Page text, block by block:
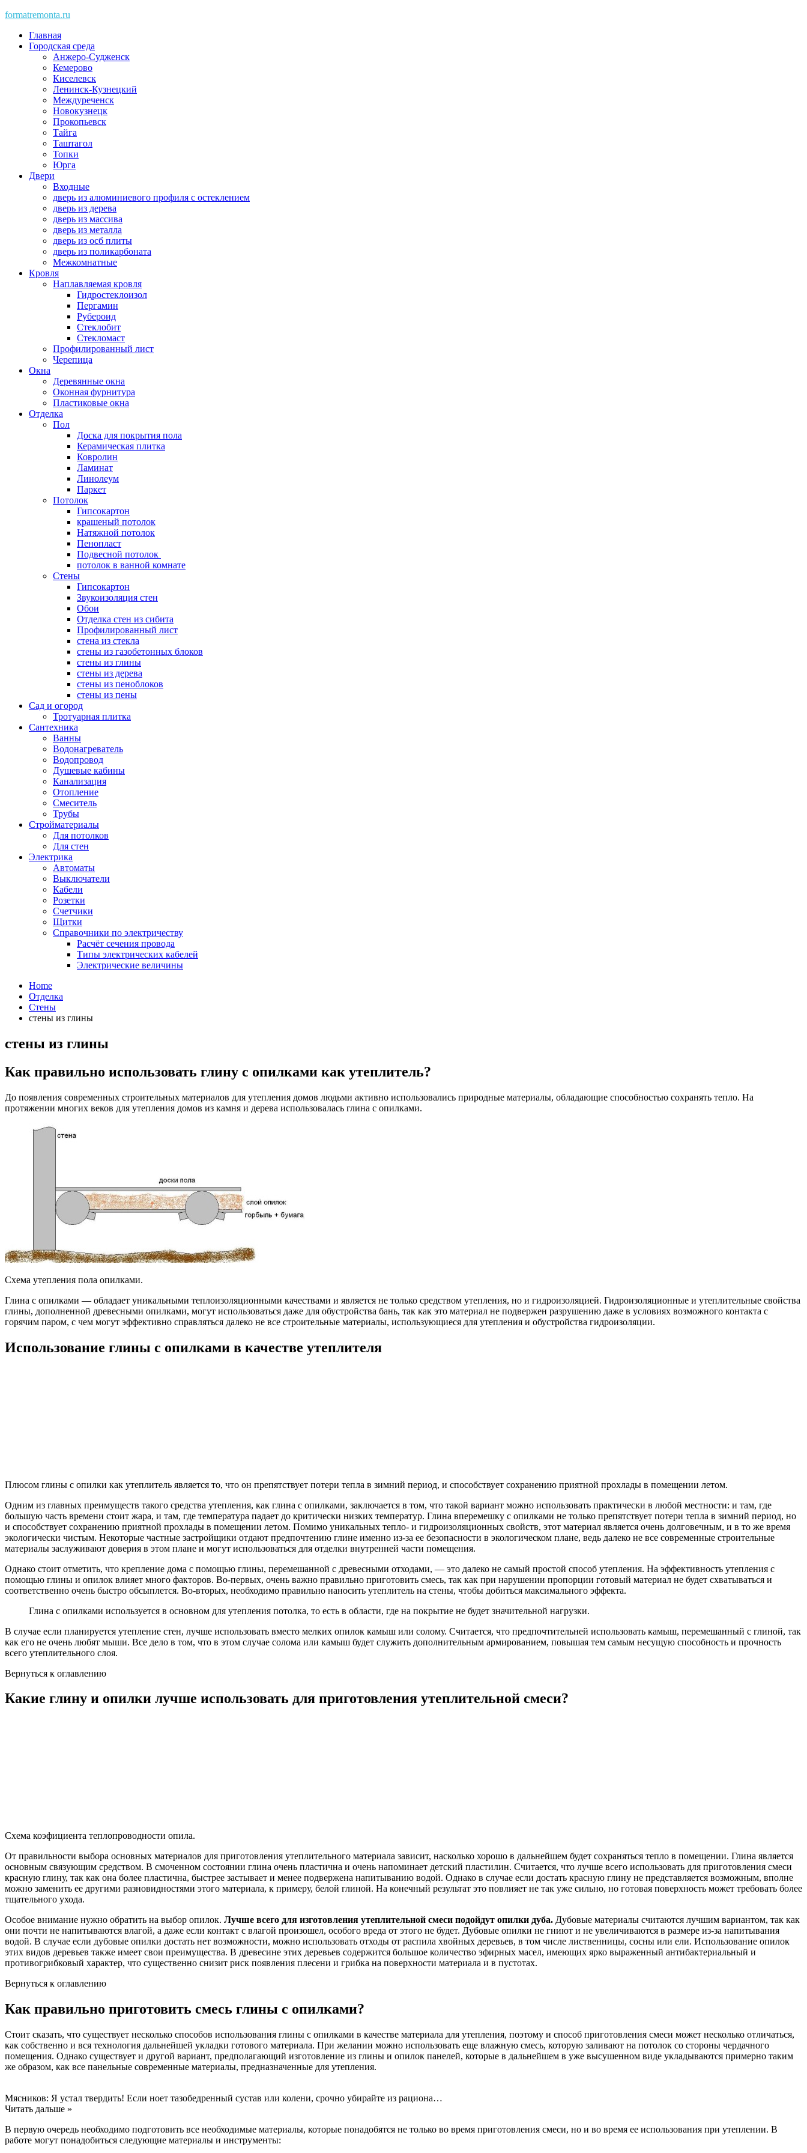
Skip
content
formatremonta.ru
Главная
Городская среда
Анжеро-Судженск
Кемерово
Киселевск
Ленинск-Кузнецкий
Междуреченск
Новокузнецк
Прокопьевск
Тайга
Таштагол
Топки
Юрга
Двери
Входные
дверь из алюминиевого профиля с остеклением
дверь из дерева
дверь из массива
дверь из металла
дверь из осб плиты
дверь из поликарбоната
Межкомнатные
Кровля
Наплавляемая кровля
Гидростеклоизол
Пергамин
Рубероид
Стеклобит
Стекломаст
Профилированный лист
Черепица
Окна
Деревянные окна
Оконная фурнитура
Пластиковые окна
Отделка
Пол
Доска для покрытия пола
Керамическая плитка
Ковролин
Ламинат
Линолеум
Паркет
Потолок
Гипсокартон
крашеный потолок
Натяжной потолок
Пенопласт
Подвесной потолок
потолок в ванной комнате
Стены
Гипсокартон
Звукоизоляция стен
Обои
Отделка стен из сибита
Профилированный лист
стена из стекла
стены из газобетонных блоков
стены из глины
стены из дерева
стены из пеноблоков
стены из пены
Сад и огород
Тротуарная плитка
Сантехника
Ванны
Водонагреватель
Водопровод
Душевые кабины
Канализация
Отопление
Смеситель
Трубы
Стройматериалы
Для потолков
Для стен
Электрика
Автоматы
Выключатели
Кабели
Розетки
Счетчики
Щитки
Справочники по электричеству
Расчёт сечения провода
Типы электрических кабелей
Электрические величины
Home
Отделка
Стены
стены из глины
стены из глины
Как правильно использовать глину с опилками как утеплитель?
До появления современных строительных материалов для утепления домов людьми активно использовались природные материалы, обладающие способностью сохранять тепло. На
протяжении многих веков для утепления домов из камня и дерева использовалась глина с опилками.
Схема утепления пола опилками.
Глина с опилками — обладает уникальными теплоизоляционными качествами и является не только средством утепления, но и гидроизоляцией. Гидроизоляционные и утеплительные свойства
глины, дополненной древесными опилками, могут использоваться даже для обустройства бань, так как это материал не подвержен разрушению даже в условиях возможного контакта с
горячим паром, с чем могут эффективно справляться далеко не все строительные материалы, использующиеся для утепления и обустройства гидроизоляции.
Использование глины с опилками в качестве утеплителя
Плюсом глины с опилки как утеплитель является то, что он препятствует потери тепла в зимний период, и способствует сохранению приятной прохлады в помещении летом.
Одним из главных преимуществ такого средства утепления, как глина с опилками, заключается в том, что такой вариант можно использовать практически в любой местности: и там, где
большую часть времени стоит жара, и там, где температура падает до критически низких температур. Глина вперемешку с опилками не только препятствует потери тепла в зимний период, но
и способствует сохранению приятной прохлады в помещении летом. Помимо уникальных тепло- и гидроизоляционных свойств, этот материал является очень долговечным, и в то же время
экологически чистым. Некоторые частные застройщики отдают предпочтению глине именно из-за ее безопасности в экологическом плане, ведь далеко не все современные строительные
материалы заслуживают доверия в этом плане и могут использоваться для отделки внутренней части помещения.
Однако стоит отметить, что крепление дома с помощью глины, перемешанной с древесными отходами, — это далеко не самый простой способ утепления. На эффективность утепления с
помощью глины и опилок влияет много факторов. Во-первых, очень важно правильно приготовить смесь, так как при нарушении пропорции готовый материал не будет схватываться и
соответственно очень быстро обсыплется. Во-вторых, необходимо правильно наносить утеплитель на стены, чтобы добиться максимального эффекта.
Глина с опилками используется в основном для утепления потолка, то есть в области, где на покрытие не будет значительной нагрузки.
В случае если планируется утепление стен, лучше использовать вместо мелких опилок камыш или солому. Считается, что предпочтительней использовать камыш, перемешанный с глиной, так
как его не очень любят мыши. Все дело в том, что в этом случае солома или камыш будет служить дополнительным армированием, повышая тем самым несущую способность и прочность
всего утеплительного слоя.
Вернуться к оглавлению
Какие глину и опилки лучше использовать для приготовления утеплительной смеси?
Схема коэфициента теплопроводности опила.
От правильности выбора основных материалов для приготовления утеплительного материала зависит, насколько хорошо в дальнейшем будет сохраняться тепло в помещении. Глина является
основным связующим средством. В смоченном состоянии глина очень пластична и очень напоминает детский пластилин. Считается, что лучше всего использовать для приготовления смеси
красную глину, так как она более пластична, быстрее застывает и менее подвержена напитыванию водой. Однако в случае если достать красную глину не представляется возможным, вполне
можно заменить ее другими разновидностями этого материала, к примеру, белой глиной. На конечный результат это повлияет не так уже сильно, но готовая поверхность может требовать более
тщательного ухода.
Особое внимание нужно обратить на выбор опилок. Лучше всего для изготовления утеплительной смеси подойдут опилки дуба. Дубовые материалы считаются лучшим вариантом, так как
они почти не напитываются влагой, а даже если контакт с влагой произошел, особого вреда от этого не будет. Дубовые опилки не гниют и не увеличиваются в размере из-за напитывания
водой. В случае если дубовые опилки достать нет возможности, можно использовать отходы от распила хвойных деревьев, в том числе лиственницы, сосны или ели. Использование опилок
этих видов деревьев также имеет свои преимущества. В древесине этих деревьев содержится большое количество эфирных масел, имеющих ярко выраженный антибактериальный и
противогрибковый характер, что существенно снизит риск появления плесени и грибка на поверхности материала и в пустотах.
Вернуться к оглавлению
Как правильно приготовить смесь глины с опилками?
Стоит сказать, что существует несколько способов использования глины с опилками в качестве материала для утепления, поэтому и способ приготовления смеси может несколько отличаться,
как собственно и вся технология дальнейшей укладки готового материала. При желании можно использовать еще влажную смесь, которую заливают на потолок со стороны чердачного
помещения. Однако существует и другой вариант, предполагающий изготовление из глины и опилок панелей, которые в дальнейшем в уже высушенном виде укладываются примерно таким
же образом, как все панельные современные материалы, предназначенные для утепления.
Мясников: Я устал твердить! Если ноет тазобедренный сустав или колени, срочно убирайте из рациона…
Читать дальше »
В первую очередь необходимо подготовить все необходимые материалы, которые понадобятся не только во время приготовления смеси, но и во время ее использования при утеплении. В
работе могут понадобиться следующие материалы и инструменты: